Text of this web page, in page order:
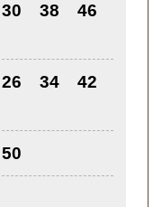
30 38
46
26 34
42
50